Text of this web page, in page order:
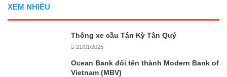
XEM NHIỀU
Thông xe cầu Tân Kỳ Tân Quý
21/01/2025
Ocean Bank đổi tên thành Modern Bank of
Vietnam (MBV)